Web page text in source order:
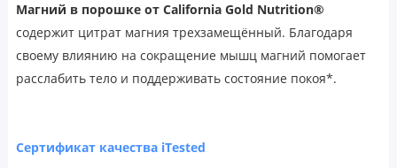
Магний в порошке от California Gold Nutrition®
содержит цитрат магния трехзамещённый. Благодаря
своему влиянию на сокращение мышц магний помогает
расслабить тело и поддерживать состояние покоя*.
Сертификат качества iTested